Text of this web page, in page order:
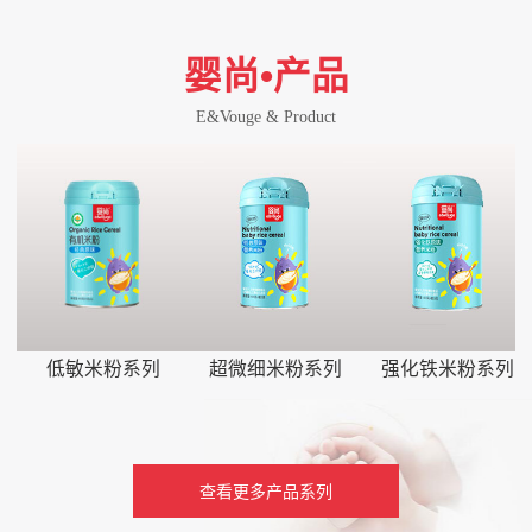
婴尚•产品
E&Vouge & Product
低敏米粉系列 超微细米粉系列 强化铁米粉系列
查看更多产品系列